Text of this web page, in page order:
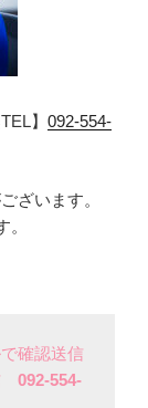
】 092-554-
ざいます。
確認送信
092-554-